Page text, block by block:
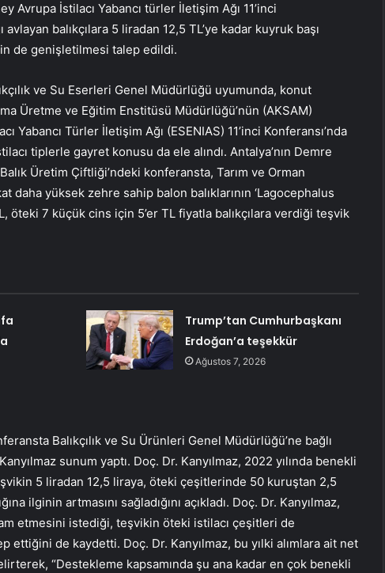
Avrupa İstilacı Yabancı türler İletişim Ağı 11’inci
avlayan balıkçılara 5 liradan 12,5 TL’ye kadar kuyruk başı
de genişletilmesi talep edildi.
ve Su Eserleri Genel Müdürlüğü uyumunda, konut
Üretme ve Eğitim Enstitüsü Müdürlüğü’nün (AKSAM)
Yabancı Türler İletişim Ağı (ESENIAS) 11’inci Konferansı’nda
tiplerle gayret konusu da ele alındı. Antalya’nın Demre
Üretim Çiftliği’ndeki konferansta, Tarım ve Orman
daha yüksek zehre sahip balon balıklarının ‘Lagocephalus
öteki 7 küçük cins için 5’er TL fiyatla balıkçılara verdiği teşvik
Trump’tan Cumhurbaşkanı
Erdoğan’a teşekkür
Ağustos 7, 2026
Balıkçılık ve Su Ürünleri Genel Müdürlüğü’ne bağlı
sunum yaptı. Doç. Dr. Kanyılmaz, 2022 yılında benekli
5 liradan 12,5 liraya, öteki çeşitlerinde 50 kuruştan 2,5
ilginin artmasını sağladığını açıkladı. Doç. Dr. Kanyılmaz,
etmesini istediği, teşvikin öteki istilacı çeşitleri de
ettiğini de kaydetti. Doç. Dr. Kanyılmaz, bu yılki alımlara ait net
“Destekleme kapsamında şu ana kadar en çok benekli